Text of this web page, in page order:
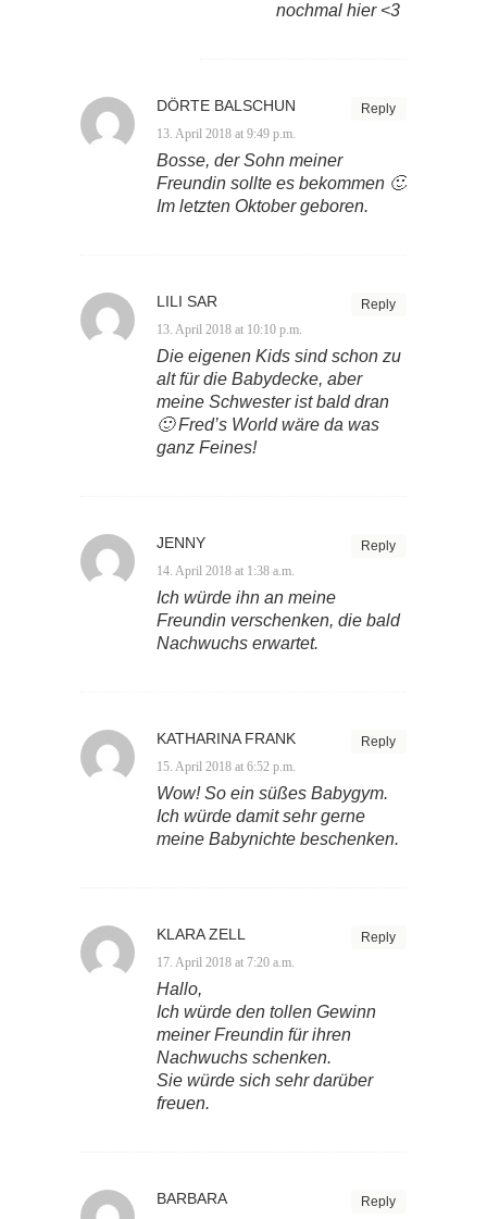
nochmal hier <3
Reply
DÖRTE BALSCHUN
13. April 2018 at 9:49 p.m.
Bosse, der Sohn meiner
Freundin sollte es bekommen 🙂
Im letzten Oktober geboren.
Reply
LILI SAR
13. April 2018 at 10:10 p.m.
Die eigenen Kids sind schon zu
alt für die Babydecke, aber
meine Schwester ist bald dran
🙂 Fred’s World wäre da was
ganz Feines!
Reply
JENNY
14. April 2018 at 1:38 a.m.
Ich würde ihn an meine
Freundin verschenken, die bald
Nachwuchs erwartet.
Reply
KATHARINA FRANK
15. April 2018 at 6:52 p.m.
Wow! So ein süßes Babygym.
Ich würde damit sehr gerne
meine Babynichte beschenken.
Reply
KLARA ZELL
17. April 2018 at 7:20 a.m.
Hallo,
Ich würde den tollen Gewinn
meiner Freundin für ihren
Nachwuchs schenken.
Sie würde sich sehr darüber
freuen.
Reply
BARBARA